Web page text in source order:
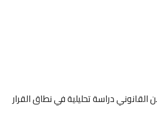
دراسة تحليلية في نطاق القرار